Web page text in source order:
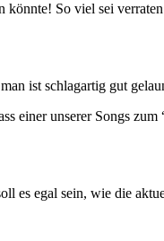
könn­te! So viel sei
ist schlag­ar­tig gut
einer unse­rer Songs zum
es egal sein, wie die